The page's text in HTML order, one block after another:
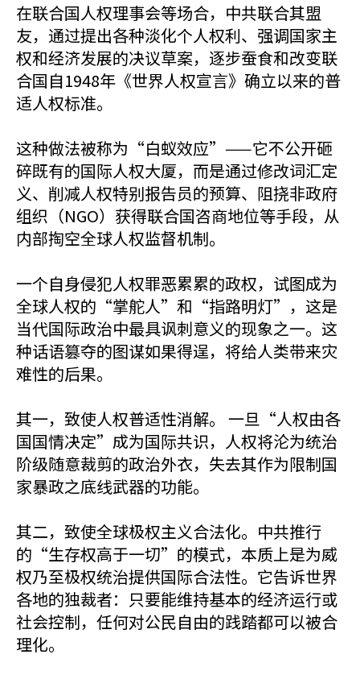
在联合国人权理事会等场合，中共联合其盟
友，通过提出各种淡化个人权利、强调国家主
权和经济发展的决议草案，逐步蚕食和改变联
合国自1948年《世界人权宣言》确立以来的普
适人权标准。
这种做法被称为“白蚁效应”——它不公开砸
碎既有的国际人权大厦，而是通过修改词汇定
义、削减人权特别报告员的预算、阻挠非政府
组织（NGO）获得联合国咨商地位等手段，从
内部掏空全球人权监督机制。
一个自身侵犯人权罪恶累累的政权，试图成为
全球人权的“掌舵人”和“指路明灯”，这是
当代国际政治中最具讽刺意义的现象之一。这
种话语篡夺的图谋如果得逞，将给人类带来灾
难性的后果。
其一，致使人权普适性消解。 一旦“人权由各
国国情决定”成为国际共识，人权将沦为统治
阶级随意裁剪的政治外衣，失去其作为限制国
家暴政之底线武器的功能。
其二，致使全球极权主义合法化。中共推行
的“生存权高于一切”的模式，本质上是为威
权乃至极权统治提供国际合法性。它告诉世界
各地的独裁者：只要能维持基本的经济运行或
社会控制，任何对公民自由的践踏都可以被合
理化。